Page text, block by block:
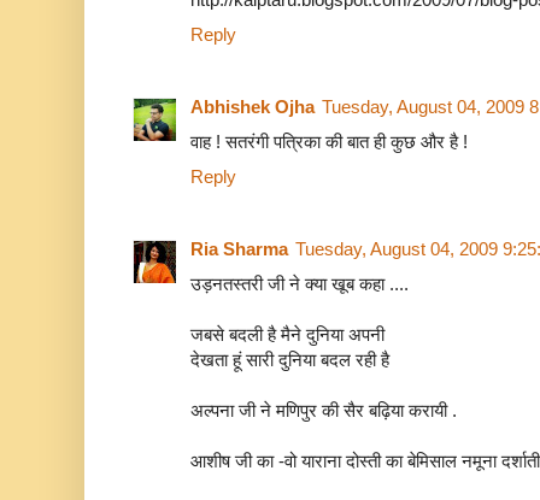
Reply
Abhishek Ojha Tuesday, August 04, 2009
वाह ! सतरंगी पत्रिका की बात ही कुछ और है !
Reply
Ria Sharma Tuesday, August 04, 2009
उड़नतस्तरी जी ने क्या खूब कहा ....
जबसे बदली है मैने दुनिया अपनी
देखता हूं सारी दुनिया बदल रही है
अल्पना जी ने मणिपुर की सैर बढ़िया करायी .
आशीष जी का -वो याराना दोस्ती का बेमिसाल नमूना